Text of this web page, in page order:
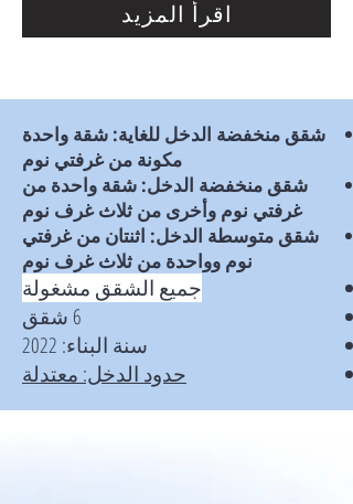
اقرأ المزيد
شقق منخفضة الدخل للغاية: شقة واحدة
مكونة من غرفتي نوم
شقق منخفضة الدخل: شقة واحدة من
غرفتي نوم وأخرى من ثلاث غرف نوم
شقق متوسطة الدخل: اثنتان من غرفتي
نوم وواحدة من ثلاث غرف نوم
جميع الشقق مشغولة
6 شقق
سنة البناء: 2022
حدود الدخل: معتدلة